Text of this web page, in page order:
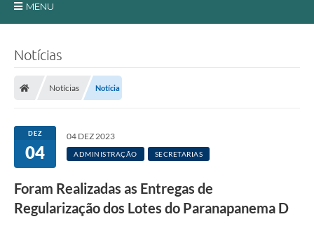
MENU
Transparência
Ouvidoria / SIC
Fale Conosco
Leis Municipais
Notícias
Notícias Notícia
DEZ
04
04 DEZ 2023
ADMINISTRAÇÃO SECRETARIAS
Foram Realizadas as Entregas de
Regularização dos Lotes do Paranapanema D